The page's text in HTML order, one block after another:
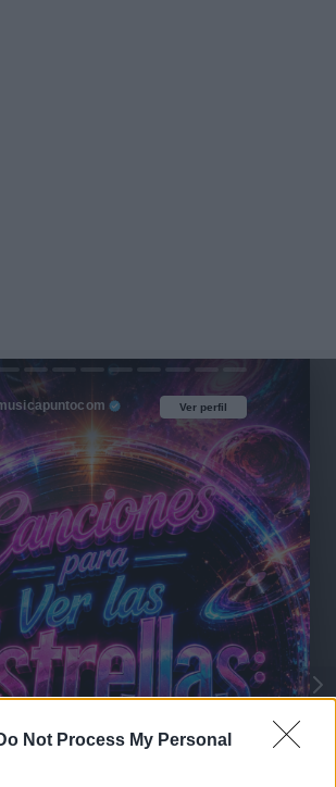
Not Process My Personal
Ver perfil
Ver perfil